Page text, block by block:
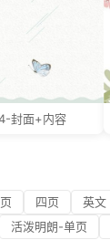
封面+内容
四页 英文
活泼明朗-单页